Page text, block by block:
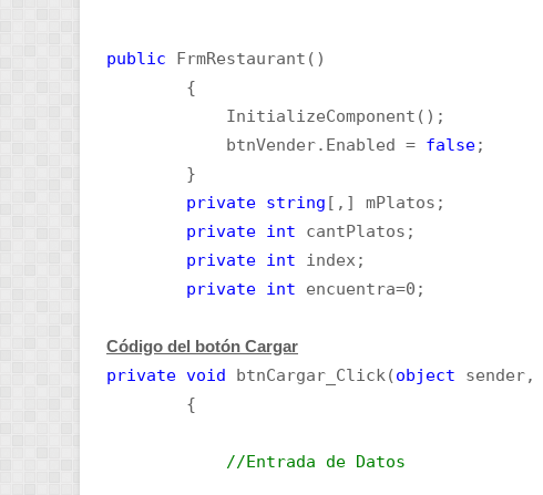
public FrmRestaurant()
{
InitializeComponent();
btnVender.Enabled = false;
}
private string [,] mPlatos;
private int cantPlatos;
private int index;
private int encuentra=0;
Código del botón Cargar
private void btnCargar_Click(object sender,
{
//Entrada de Datos